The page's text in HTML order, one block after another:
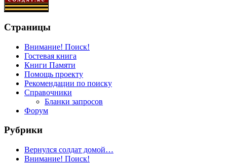
Страницы
Внимание! Поиск!
Гостевая книга
Книги Памяти
Помощь проекту
Рекомендации по поиску
Справочники
Бланки запросов
Форум
Рубрики
Вернулся солдат домой…
Внимание! Поиск!